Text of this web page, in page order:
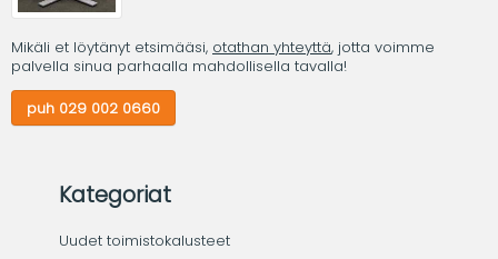
Mikäli et löytänyt etsimääsi, otathan yhteyttä, jotta voimme
palvella sinua parhaalla mahdollisella tavalla!
puh 029 002 0660
Kategoriat
Uudet toimistokalusteet